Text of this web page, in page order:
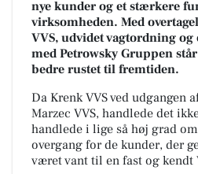
nye kunder og et stærkere
virksomheden. Med
VVS, udvidet vagtordning
med Petrowsky Gruppen
bedre rustet til fremtiden.
Da Krenk VVS ved udgangen
Marzec VVS, handlede det
handlede i lige så høj grad
overgang for de kunder, der
været vant til en fast og kendt